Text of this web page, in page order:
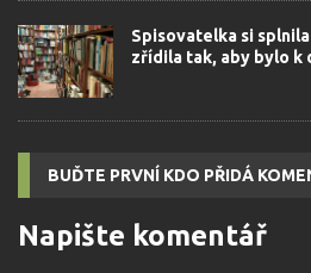
Spisovatelka si
zřídila tak, aby bylo k
BUĎTE PRVNÍ KDO PŘIDÁ
Napište komentář